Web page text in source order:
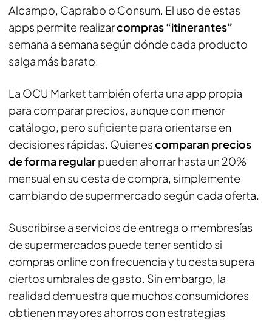
Alcampo, Caprabo o Consum. El uso de estas
apps permite realizarcompras “itinerantes”
semana a semana según dónde cada producto
salga más barato.
La OCU Market también oferta una app propia
para comparar precios, aunque con menor
catálogo, pero suficiente para orientarse en
decisiones rápidas. Quienescomparan precios
de forma regularpueden ahorrar hasta un 20%
mensual en su cesta de compra, simplemente
cambiando de supermercado según cada oferta.
Suscribirse a servicios de entrega o membresías
de supermercados puede tener sentido si
compras online con frecuencia y tu cesta supera
ciertos umbrales de gasto. Sin embargo, la
realidad demuestra que muchos consumidores
obtienen mayores ahorros con estrategias